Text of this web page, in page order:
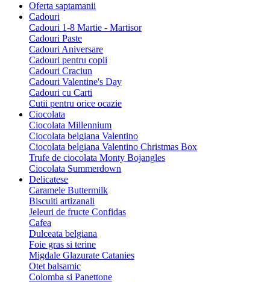
Oferta saptamanii
Cadouri
Cadouri 1-8 Martie - Martisor
Cadouri Paste
Cadouri Aniversare
Cadouri pentru copii
Cadouri Craciun
Cadouri Valentine's Day
Cadouri cu Carti
Cutii pentru orice ocazie
Ciocolata
Ciocolata Millennium
Ciocolata belgiana Valentino
Ciocolata belgiana Valentino Christmas Box
Trufe de ciocolata Monty Bojangles
Ciocolata Summerdown
Delicatese
Caramele Buttermilk
Biscuiti artizanali
Jeleuri de fructe Confidas
Cafea
Dulceata belgiana
Foie gras si terine
Migdale Glazurate Catanies
Otet balsamic
Colomba si Panettone